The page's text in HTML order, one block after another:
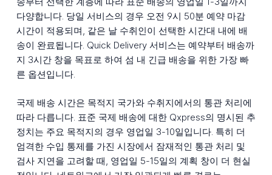
다양합니다. 당일 서비스의 경우 오전 9시 50분 예약 마감
시간이 적용되며, 같은 날 수취인이 선택한 시간대 내에 배
송이 완료됩니다. Quick Delivery 서비스는 예약부터 배송까
지 3시간 창을 목표로 하여 섬 내 긴급 배송을 위한 가장 빠
른 옵션입니다.
국제 배송 시간은 목적지 국가와 수취지에서의 통관 처리에
따라 다릅니다. 표준 국제 배송에 대한 Qxpress의 명시된 추
정치는 주요 목적지의 경우 영업일 3-10일입니다. 특히 더
엄격한 수입 통제를 가진 시장에서 잠재적인 통관 처리 및
검사 지연을 고려할 때, 영업일 5-15일의 계획 창이 더 현실